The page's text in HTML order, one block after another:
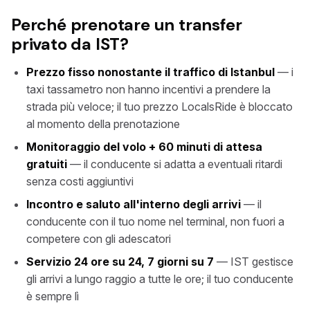
Perché prenotare un transfer
privato da IST?
Prezzo fisso nonostante il traffico di Istanbul — i
taxi tassametro non hanno incentivi a prendere la
strada più veloce; il tuo prezzo LocalsRide è bloccato
al momento della prenotazione
Monitoraggio del volo + 60 minuti di attesa
gratuiti — il conducente si adatta a eventuali ritardi
senza costi aggiuntivi
Incontro e saluto all'interno degli arrivi — il
conducente con il tuo nome nel terminal, non fuori a
competere con gli adescatori
Servizio 24 ore su 24, 7 giorni su 7 — IST gestisce
gli arrivi a lungo raggio a tutte le ore; il tuo conducente
è sempre lì